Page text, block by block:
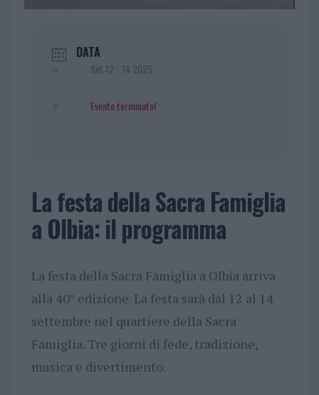
DATA
Set 12 - 14 2025
Evento terminato!
La festa della Sacra Famiglia
a Olbia: il programma
La festa della Sacra Famiglia a Olbia arriva
alla 40° edizione. La festa sarà dal 12 al 14
settembre nel quartiere della Sacra
Famiglia. Tre giorni di fede, tradizione,
musica e divertimento.